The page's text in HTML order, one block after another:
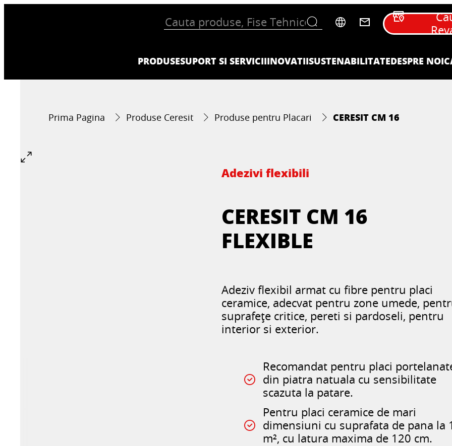
PRODUSESUPORT SI SERVICIIINOVATIISUSTENABILITATEDESPRE NOI
Prima Pagina Produse Ceresit Produse pentru Placari CERESIT CM 16
Adezivi flexibili
CERESIT CM 16
FLEXIBLE
Adeziv flexibil armat cu fibre pentru placi
ceramice, adecvat pentru zone umede,
suprafețe critice, pereti si pardoseli, pentru
interior si exterior.
Recomandat pentru placi
din piatra natuala cu sensibilitate
scazuta la patare.
Pentru placi ceramice de mari
dimensiuni cu suprafata de pana la
m², cu latura maxima de 120 cm.